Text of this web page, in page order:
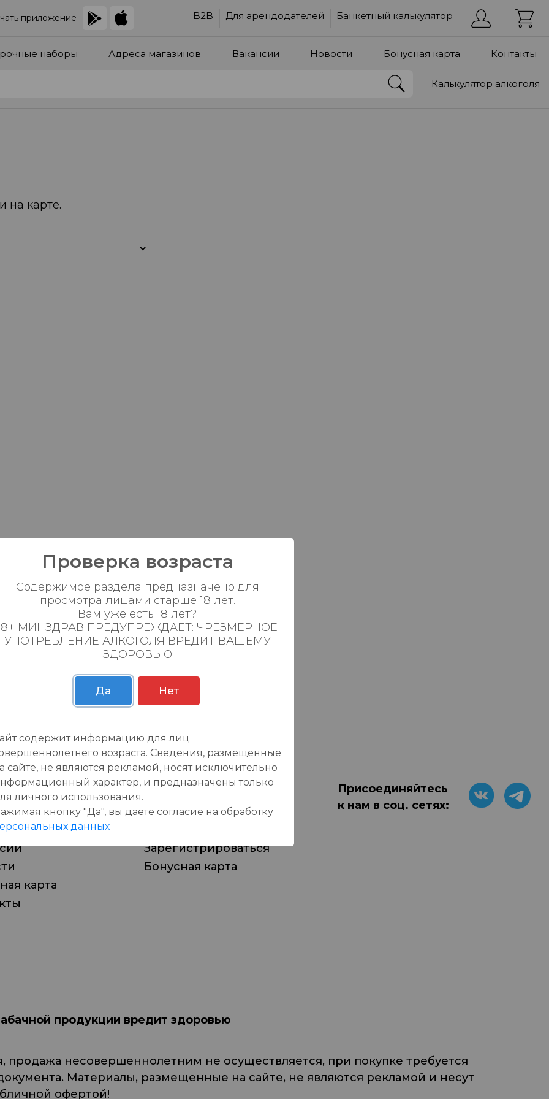
приложение B2B Для арендодателей Банкетный калькулятор
наборы Адреса магазинов Вакансии Новости Бонусная карта Контакты
Калькулятор алкоголя
на карте.
магазинов
карта
Личный кабинет
Зарегистрироваться
Бонусная карта
Присоединяйтесь
к нам в соц. сетях:
продукции вредит здоровью
продажа несовершеннолетним не осуществляется, при покупке требуется
Материалы, размещенные на сайте, не являются рекламой и несут
офертой!
Проверка возраста
Содержимое раздела предназначено для
просмотра лицами старше 18 лет.
Вам уже есть 18 лет?
МИНЗДРАВ ПРЕДУПРЕЖДАЕТ: ЧРЕЗМЕРНОЕ
УПОТРЕБЛЕНИЕ АЛКОГОЛЯ ВРЕДИТ ВАШЕМУ
ЗДОРОВЬЮ
Да Нет
содержит информацию для лиц
возраста. Сведения, размещенные
сайте, не являются рекламой, носят исключительно
характер, и предназначены только
личного использования.
кнопку "Да", вы даёте cогласие на обработку
данных